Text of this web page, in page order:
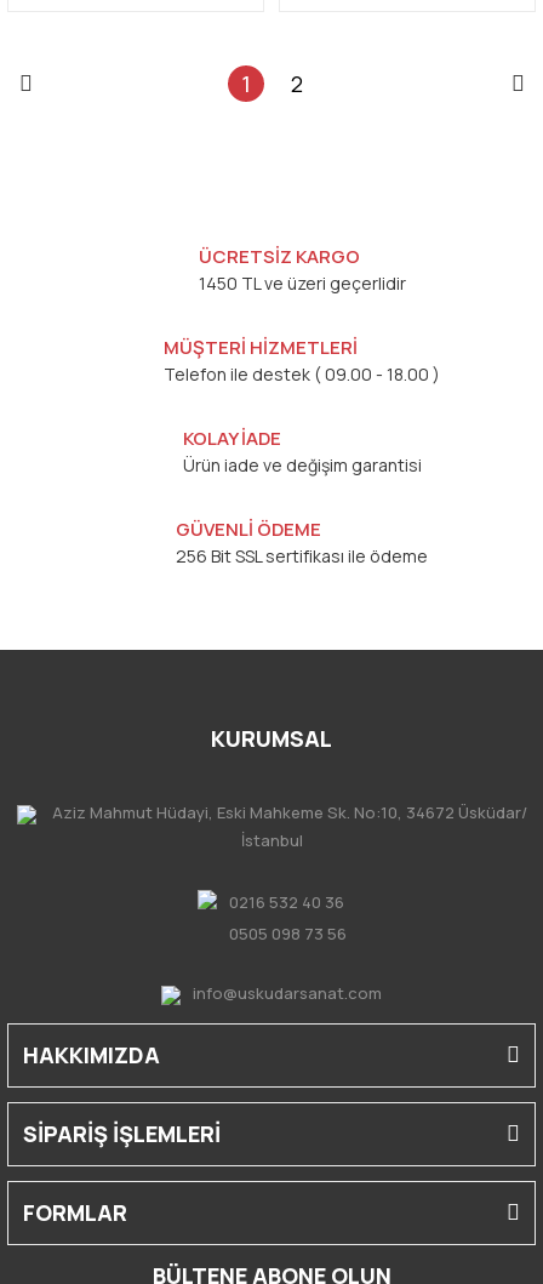
1 2
ÜCRETSİZ KARGO
1450 TL ve üzeri geçerlidir
MÜŞTERİ HİZMETLERİ
Telefon ile destek ( 09.00 - 18.00 )
KOLAY İADE
Ürün iade ve değişim garantisi
GÜVENLİ ÖDEME
256 Bit SSL sertifikası ile ödeme
KURUMSAL
Aziz Mahmut Hüdayi, Eski Mahkeme Sk. No:10, 34672 Üsküdar/
İstanbul
0216 532 40 36
0505 098 73 56
info@uskudarsanat.com
HAKKIMIZDA
SİPARİŞ İŞLEMLERİ
FORMLAR
BÜLTENE ABONE OLUN